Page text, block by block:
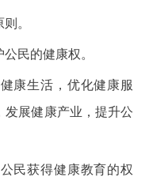
。
民的健康权。
康生活，优化健康服
发展健康产业，提升公
民获得健康教育的权